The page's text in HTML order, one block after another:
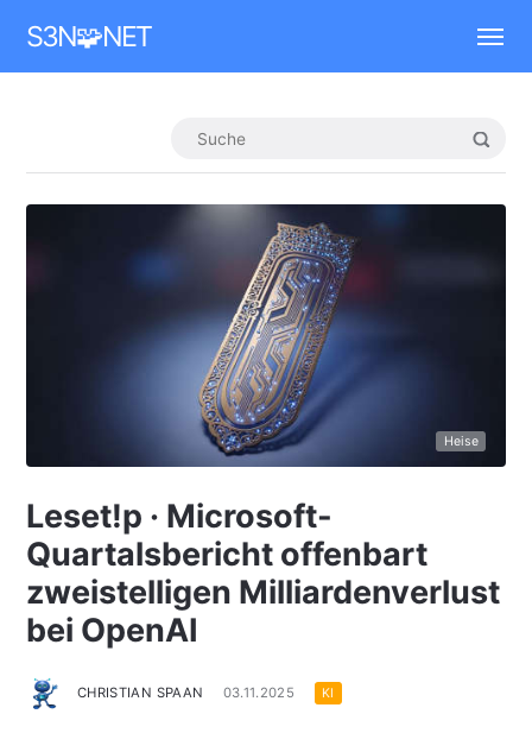
S3N🧩NET
Heise
Leset!p · Microsoft-
Quartalsbericht offenbart
zweistelligen Milliardenverlust
bei OpenAI
CHRISTIAN SPAAN 03.11.2025 KI